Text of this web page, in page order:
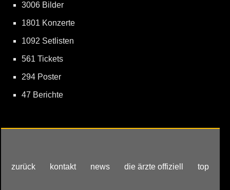
3006 Bilder
1801 Konzerte
1092 Setlisten
561 Tickets
294 Poster
47 Berichte
zurück kontakt news die ärzte offiziell top